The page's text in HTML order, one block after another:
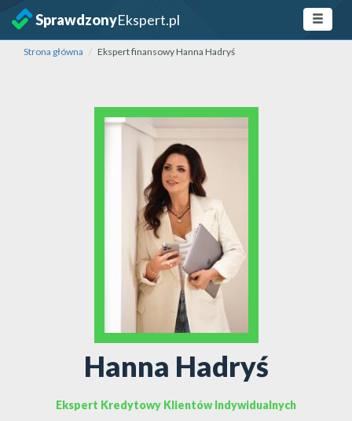
SprawdzonyEkspert.pl
Strona główna Ekspert finansowy Hanna Hadryś
Hanna Hadryś
Ekspert Kredytowy Klientów Indywidualnych